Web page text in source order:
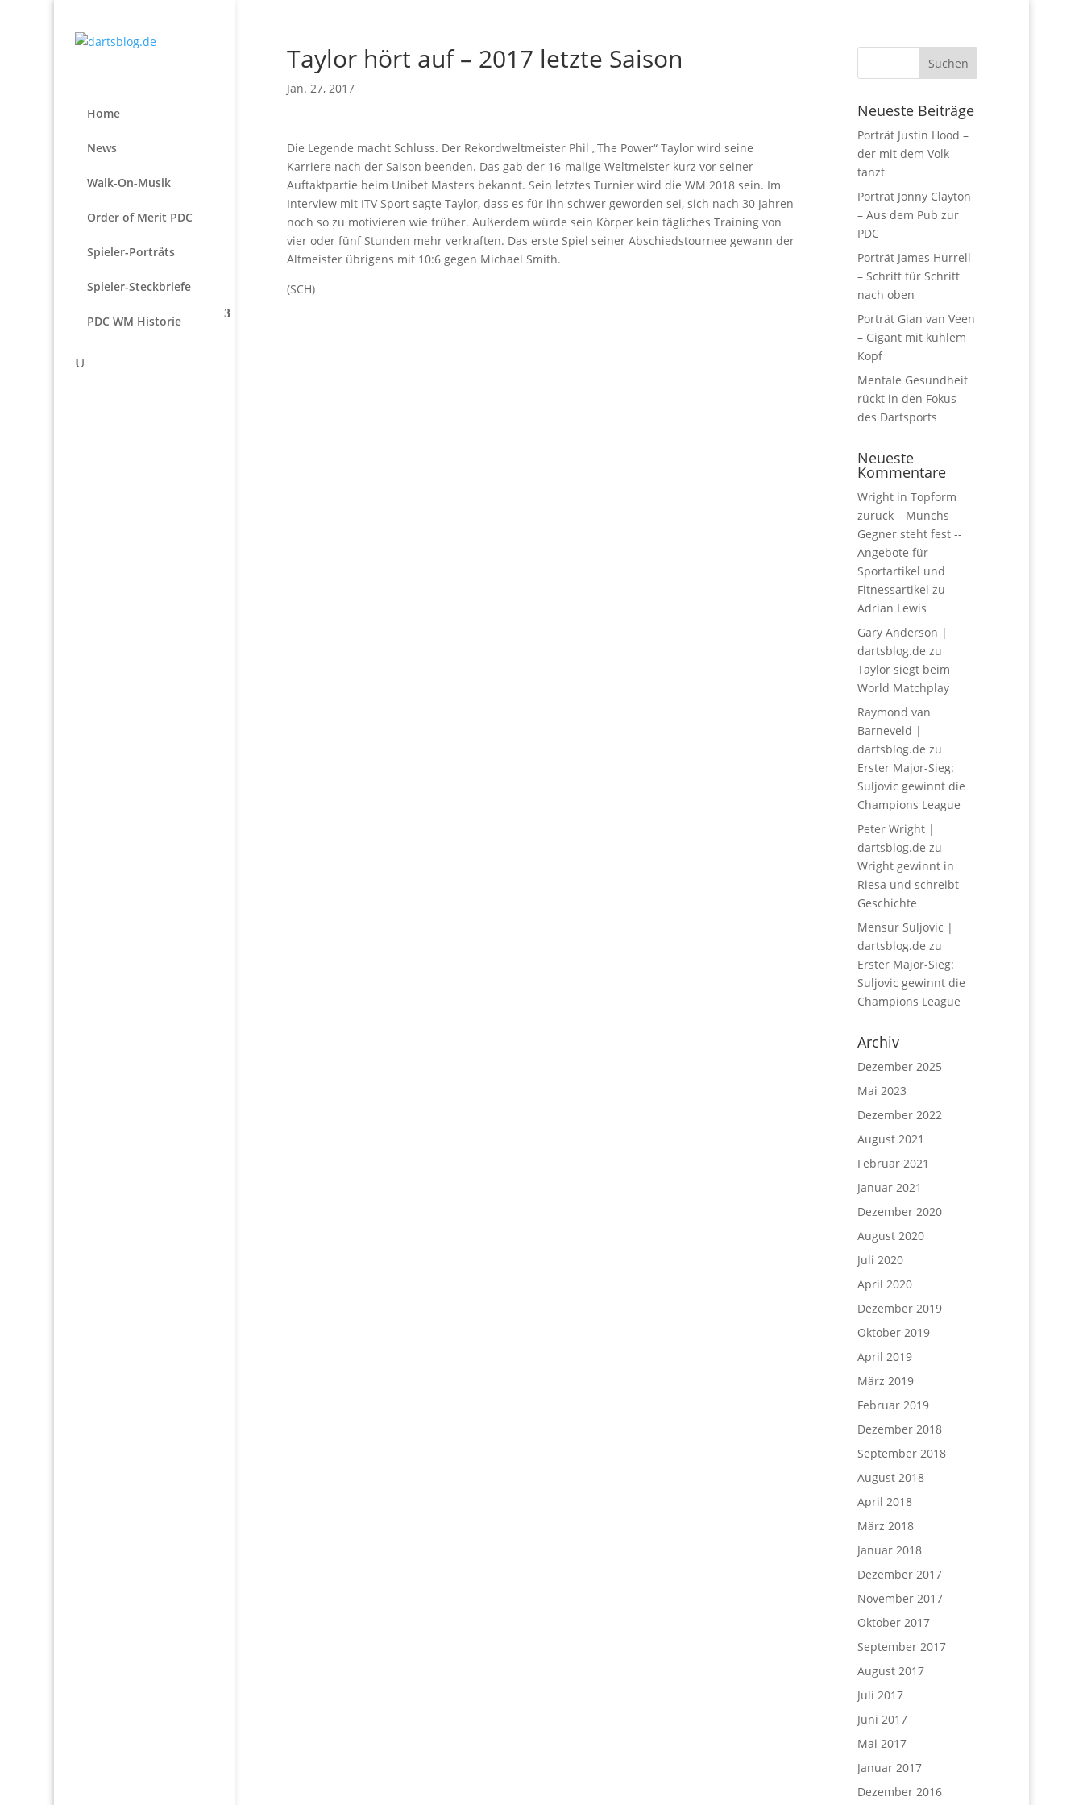
Home
News
Walk-On-Musik
Order of Merit PDC
Spieler-Porträts
Spieler-Steckbriefe
PDC WM Historie
Taylor hört auf – 2017 letzte Saison
Jan. 27, 2017
Die Legende macht Schluss. Der Rekordweltmeister Phil „The Power“ Taylor wird seine
Karriere nach der Saison beenden. Das gab der 16-malige Weltmeister kurz vor seiner
Auftaktpartie beim Unibet Masters bekannt. Sein letztes Turnier wird die WM 2018 sein. Im
Interview mit ITV Sport sagte Taylor, dass es für ihn schwer geworden sei, sich nach 30 Jahren
noch so zu motivieren wie früher. Außerdem würde sein Körper kein tägliches Training von
vier oder fünf Stunden mehr verkraften. Das erste Spiel seiner Abschiedstournee gewann der
Altmeister übrigens mit 10:6 gegen Michael Smith.
(SCH)
Neueste Beiträge
Porträt Justin Hood –
der mit dem Volk
tanzt
Porträt Jonny Clayton
– Aus dem Pub zur
PDC
Porträt James Hurrell
– Schritt für Schritt
nach oben
Porträt Gian van Veen
– Gigant mit kühlem
Kopf
Mentale Gesundheit
rückt in den Fokus
des Dartsports
Neueste
Kommentare
Wright in Topform
zurück – Münchs
Gegner steht fest --
Angebote für
Sportartikel und
Fitnessartikel zu
Adrian Lewis
Gary Anderson |
dartsblog.de zu
Taylor siegt beim
World Matchplay
Raymond van
Barneveld |
dartsblog.de zu
Erster Major-Sieg:
Suljovic gewinnt die
Champions League
Peter Wright |
dartsblog.de zu
Wright gewinnt in
Riesa und schreibt
Geschichte
Mensur Suljovic |
dartsblog.de zu
Erster Major-Sieg:
Suljovic gewinnt die
Champions League
Archiv
Dezember 2025
Mai 2023
Dezember 2022
August 2021
Februar 2021
Januar 2021
Dezember 2020
August 2020
Juli 2020
April 2020
Dezember 2019
Oktober 2019
April 2019
März 2019
Februar 2019
Dezember 2018
September 2018
August 2018
April 2018
März 2018
Januar 2018
Dezember 2017
November 2017
Oktober 2017
September 2017
August 2017
Juli 2017
Juni 2017
Mai 2017
Januar 2017
Dezember 2016